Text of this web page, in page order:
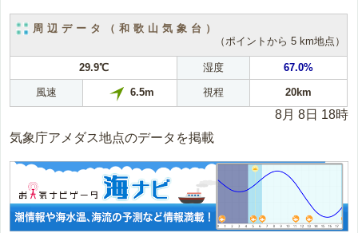
周辺データ（和歌山気象台）
（ポイントから 5 km地点）
29.9℃ 湿度 67.0%
風速 6.5m 視程 20km
8月 8日 18時
気象庁アメダス地点のデータを掲載